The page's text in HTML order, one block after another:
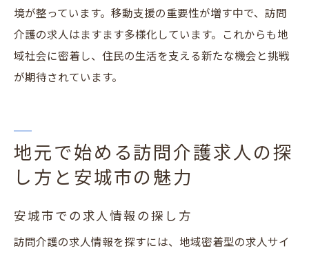
境が整っています。移動支援の重要性が増す中で、訪問
介護の求人はますます多様化しています。これからも地
域社会に密着し、住民の生活を支える新たな機会と挑戦
が期待されています。
地元で始める訪問介護求人の探
し方と安城市の魅力
安城市での求人情報の探し方
訪問介護の求人情報を探すには、地域密着型の求人サイ